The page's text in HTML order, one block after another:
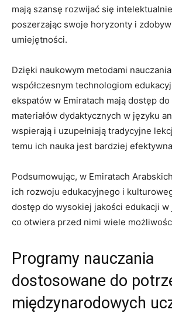
mają‍ szansę rozwijać się
poszerzając swoje horyzonty i
umiejętności.
Dzięki naukowym metodami‍
współczesnym technologiom
ekspatów w Emiratach mają dostęp
materiałów dydaktycznych ‍w języku
wspierają ⁣i uzupełniają tradycyjne
temu ich nauka jest bardziej
Podsumowując, w Emiratach
ich rozwoju edukacyjnego ‌i
dostęp do wysokiej jakości edukacji w
co otwiera przed nimi wiele
Programy nauczania
dostosowane ‍do
międzynarodowych